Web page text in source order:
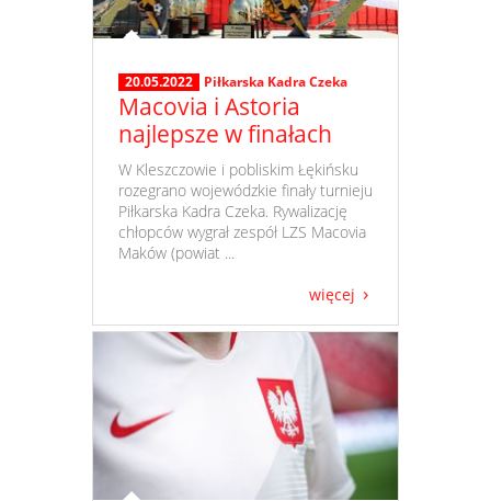
20.05.2022 Piłkarska Kadra Czeka
Macovia i Astoria
najlepsze w finałach
​ W Kleszczowie i pobliskim Łękińsku
rozegrano wojewódzkie finały turnieju
Piłkarska Kadra Czeka. Rywalizację
chłopców wygrał zespół LZS Macovia
Maków (powiat ...
więcej